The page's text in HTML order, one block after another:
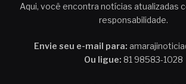
Aqui, você encontra notícias atualizadas
responsabilidade.
Envie seu e-mail para:
Ou ligue: 81 98583-1028